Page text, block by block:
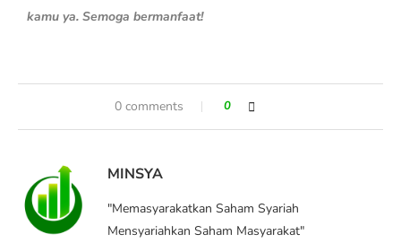
kamu ya. Semoga bermanfaat!
0 comments 0
MINSYA
"Memasyarakatkan Saham Syariah
Mensyariahkan Saham Masyarakat"